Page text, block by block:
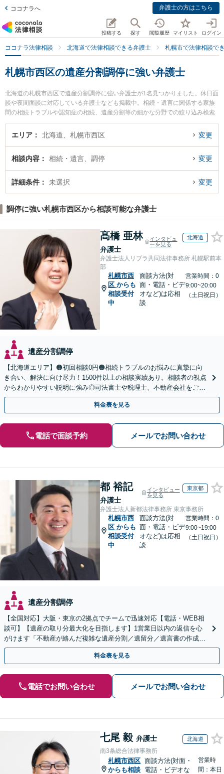
ココナラへ 弁護士の方はこちら
投稿する 探す 閲覧履歴 マイリスト ログイン
ココナラ法律相談 北海道で法律相談できる弁護士 札幌市で法律相談で
札幌市西区の遺産分割調停に強い弁護士
北海道の札幌市西区で遺産分割調停に強い弁護士が1名見つかりました。休日面
談や夜間面談に対応している弁護士なども掲載中。相続・遺言に関係する家族
間の相続トラブルや認知症の相続、遺産分割等の細かな分野での絞り込み検索
もでき便利です。特に長友国際法律事務所の長友 隆典弁護士のプロフィール情
報や弁護士費用、強みなどが注目されています。『札幌市西区で土日や夜間に
で遺産分割調停を法律相談できる札幌市西区内の弁護士に相談予約したい』な
どでお困りの相談者さんにおすすめです。
エリア 北海道、札幌市西区 変更
相談内容 相続・遺言、調停 変更
詳細条件 未選択 変更
調停に強い札幌市西区から相談可能な弁護士
髙橋 亜林
弁護士
インタビュ
ーを見る
北海道
弁護士法人リブラ共同法律事務所 札幌駅前本
部
札幌市西
区 からも
相談受付
中
面談方法(対
面・電話・ビデ
オなど)は応相
談
営業時間：0
9:00~20:00
（土日祝日）
遺産分割調停
【北海道エリア】🟠初回相談0円🟠相続トラブルのお悩みに真摯に向
き合い、解決に向け尽力！1500件以上の相談実績あり。相談者の視点
からわかりやすい説明に強み◎司法書士や税理士、不動産会社をご紹
介し、登記や相続税の申告までワンストップで対応
料金表を見る
電話で面談予約 メールでお問い合わせ
都 裕記
弁護士
インタビュー
を見る
東京都
弁護士法人新都法律事務所 東京事務所
札幌市西
区 からも
相談受付
中
面談方法(対
面・電話・ビデ
オなど)は応相
談
営業時間：0
9:00~19:00
（土日祝日）
遺産分割調停
【全国対応】大阪・東京の2拠点でチームで迅速対応【電話・WEB相
談可】【遺産の取り分最大化を目指します】1営業日以内の返信を心
がけます「不動産が絡んだ複雑な遺産分割／遺留分／遺言書の作成・
執行／事業承継など、お任せください」【休日相談あり】
料金表を見る
電話でお問い合わせ メールでお問い合わせ
七尾 毅 弁護士 北海道
南3条総合法律事務所
札幌市西区
からも相談
面談方法(対面・
電話・ビデオな
営業時
間：本日